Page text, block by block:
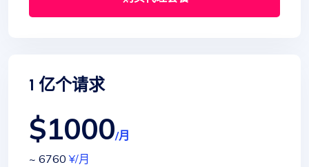
1 亿个请求
$1000/月
~ 6760¥/月